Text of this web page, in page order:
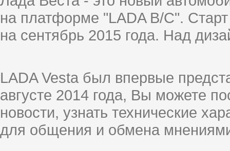
на платформе "LADA B/C".
на сентябрь 2015 года. Над
LADA Vesta был впервые
августе 2014 года, Вы можете
новости, узнать технические
для общения и обмена